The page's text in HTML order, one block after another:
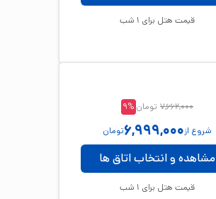
قیمت هتل برای 1 شب
7,662,000 تومان 9%
شروع از6,999,000تومان
مشاهده و انتخاب اتاق ها
قیمت هتل برای 1 شب